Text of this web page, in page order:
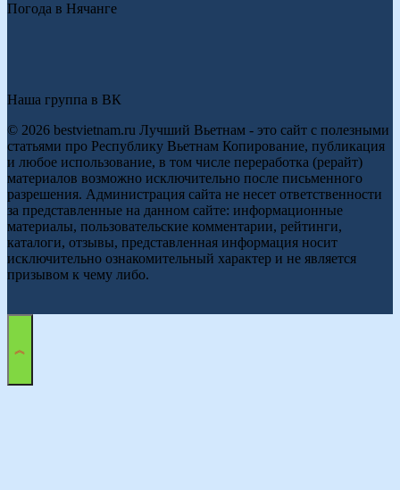
Погода в Нячанге
Наша группа в ВК
© 2026 bestvietnam.ru Лучший Вьетнам - это сайт с полезными
статьями про Республику Вьетнам Копирование, публикация
и любое использование, в том числе переработка (рерайт)
материалов возможно исключительно после письменного
разрешения. Администрация сайта не несет ответственности
за представленные на данном сайте: информационные
материалы, пользовательские комментарии, рейтинги,
каталоги, отзывы, представленная информация носит
исключительно ознакомительный характер и не является
призывом к чему либо.